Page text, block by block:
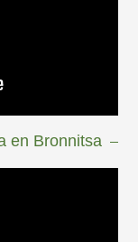
en Bronnitsa